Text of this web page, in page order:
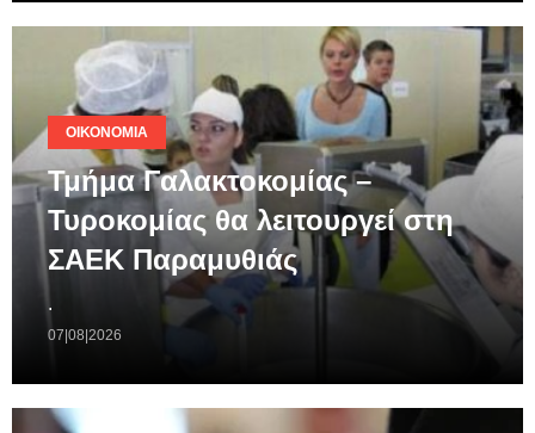
ΟΙΚΟΝΟΜΊΑ
Τμήμα Γαλακτοκομίας –
Τυροκομίας θα λειτουργεί στη
ΣΑΕΚ Παραμυθιάς
.
07|08|2026